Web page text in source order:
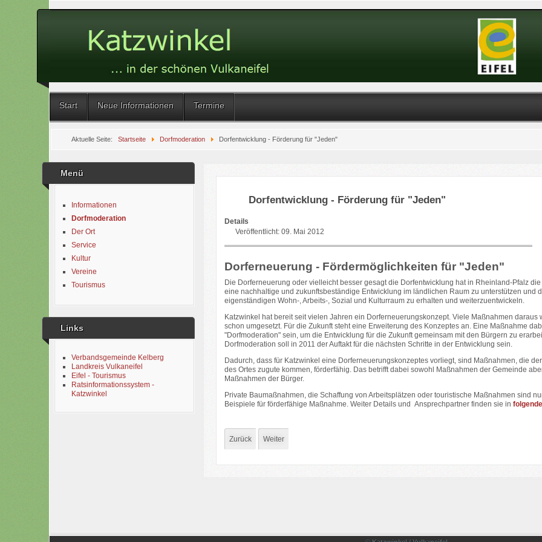
Start Neue Informationen Termine
Aktuelle Seite:Startseite Dorfmoderation Dorfentwicklung - Förderung für "Jeden"
Menü
Informationen
Dorfmoderation
Der Ort
Service
Kultur
Vereine
Tourismus
Links
Verbandsgemeinde Kelberg
Landkreis Vulkaneifel
Eifel - Tourismus
Ratsinformationssystem -
Katzwinkel
Dorfentwicklung - Förderung für "Jeden"
Details
Veröffentlicht: 09. Mai 2012
Dorferneuerung - Fördermöglichkeiten für "Jeden"
Die Dorferneuerung oder vielleicht besser gesagt die Dorfentwicklung hat in Rheinland-Pfalz die
eine nachhaltige und zukunftsbeständige Entwicklung im ländlichen Raum zu unterstützen und
eigenständigen Wohn-, Arbeits-, Sozial und Kulturraum zu erhalten und weiterzuentwickeln.
Katzwinkel hat bereit seit vielen Jahren ein Dorferneuerungskonzept. Viele Maßnahmen daraus
schon umgesetzt. Für die Zukunft steht eine Erweiterung des Konzeptes an. Eine Maßnahme
"Dorfmoderation" sein, um die Entwicklung für die Zukunft gemeinsam mit den Bürgern zu
Dorfmoderation soll in 2011 der Auftakt für die nächsten Schritte in der Entwicklung sein.
Dadurch, dass für Katzwinkel eine Dorferneuerungskonzeptes vorliegt, sind Maßnahmen, die
des Ortes zugute kommen, förderfähig. Das betrifft dabei sowohl Maßnahmen der Gemeinde
Maßnahmen der Bürger.
Private Baumaßnahmen, die Schaffung von Arbeitsplätzen oder touristische Maßnahmen sind
Beispiele für förderfähige Maßnahme. Weiter Details und Ansprechpartner finden sie in
Zurück Weiter